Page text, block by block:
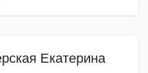
Екатерина